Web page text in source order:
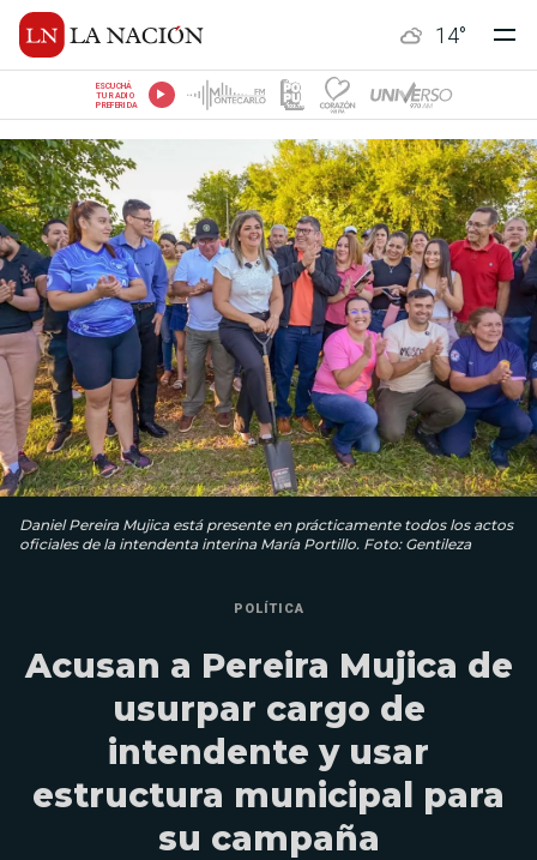
14°
ESCUCHÁ
TU RADIO
PREFERIDA
Daniel Pereira Mujica está presente en prácticamente todos los actos
oficiales de la intendenta interina María Portillo. Foto: Gentileza
POLÍTICA
Acusan a Pereira Mujica de
usurpar cargo de
intendente y usar
estructura municipal para
su campaña